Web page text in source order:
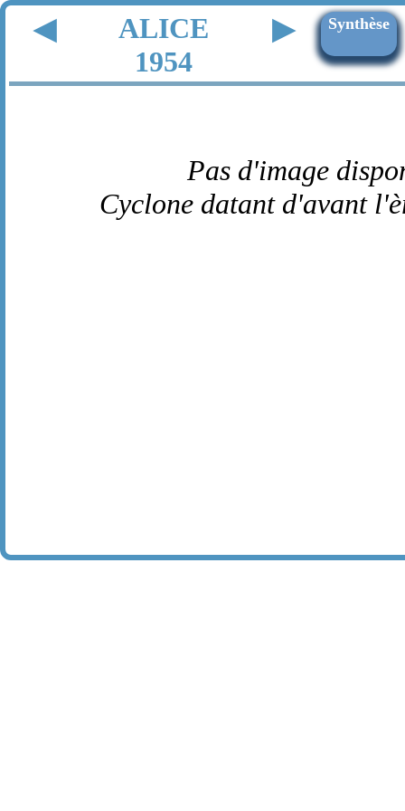
◀
ALICE
1954
▶ Synthèse
Pas d'image
Cyclone datant d'avant